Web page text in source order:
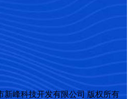
新峰科技开发有限公司 版权所有